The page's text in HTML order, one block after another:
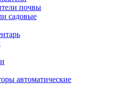
почвы
садовые
автоматические